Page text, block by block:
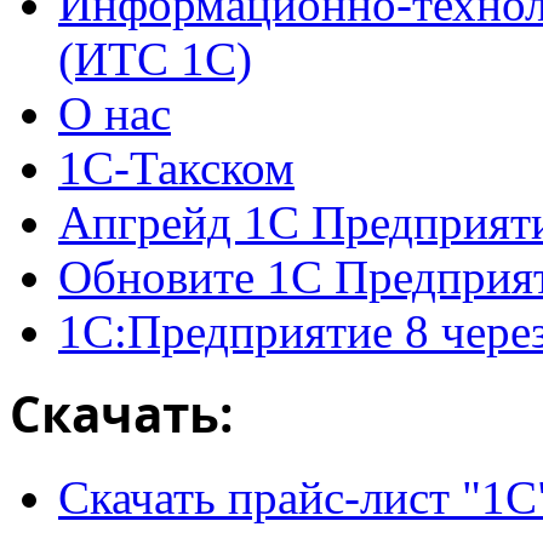
(ИТС 1С)
О нас
1С-Такском
Апгрейд 1С
Обновите 1С
1С:Предприятие 8
Скачать:
Скачать прайс-лист